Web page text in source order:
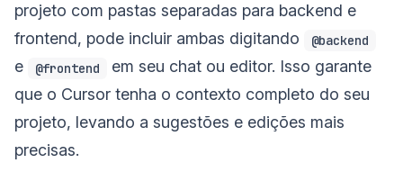
projeto com pastas separadas para backend e
frontend, pode incluir ambas digitando
@backend
e @frontend
em seu chat ou editor. Isso garante
que o Cursor tenha o contexto completo do seu
projeto, levando a sugestões e edições mais
precisas.